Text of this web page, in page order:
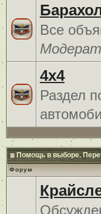
Все
4x4
Раздел
Помощь в выборе.
Форум